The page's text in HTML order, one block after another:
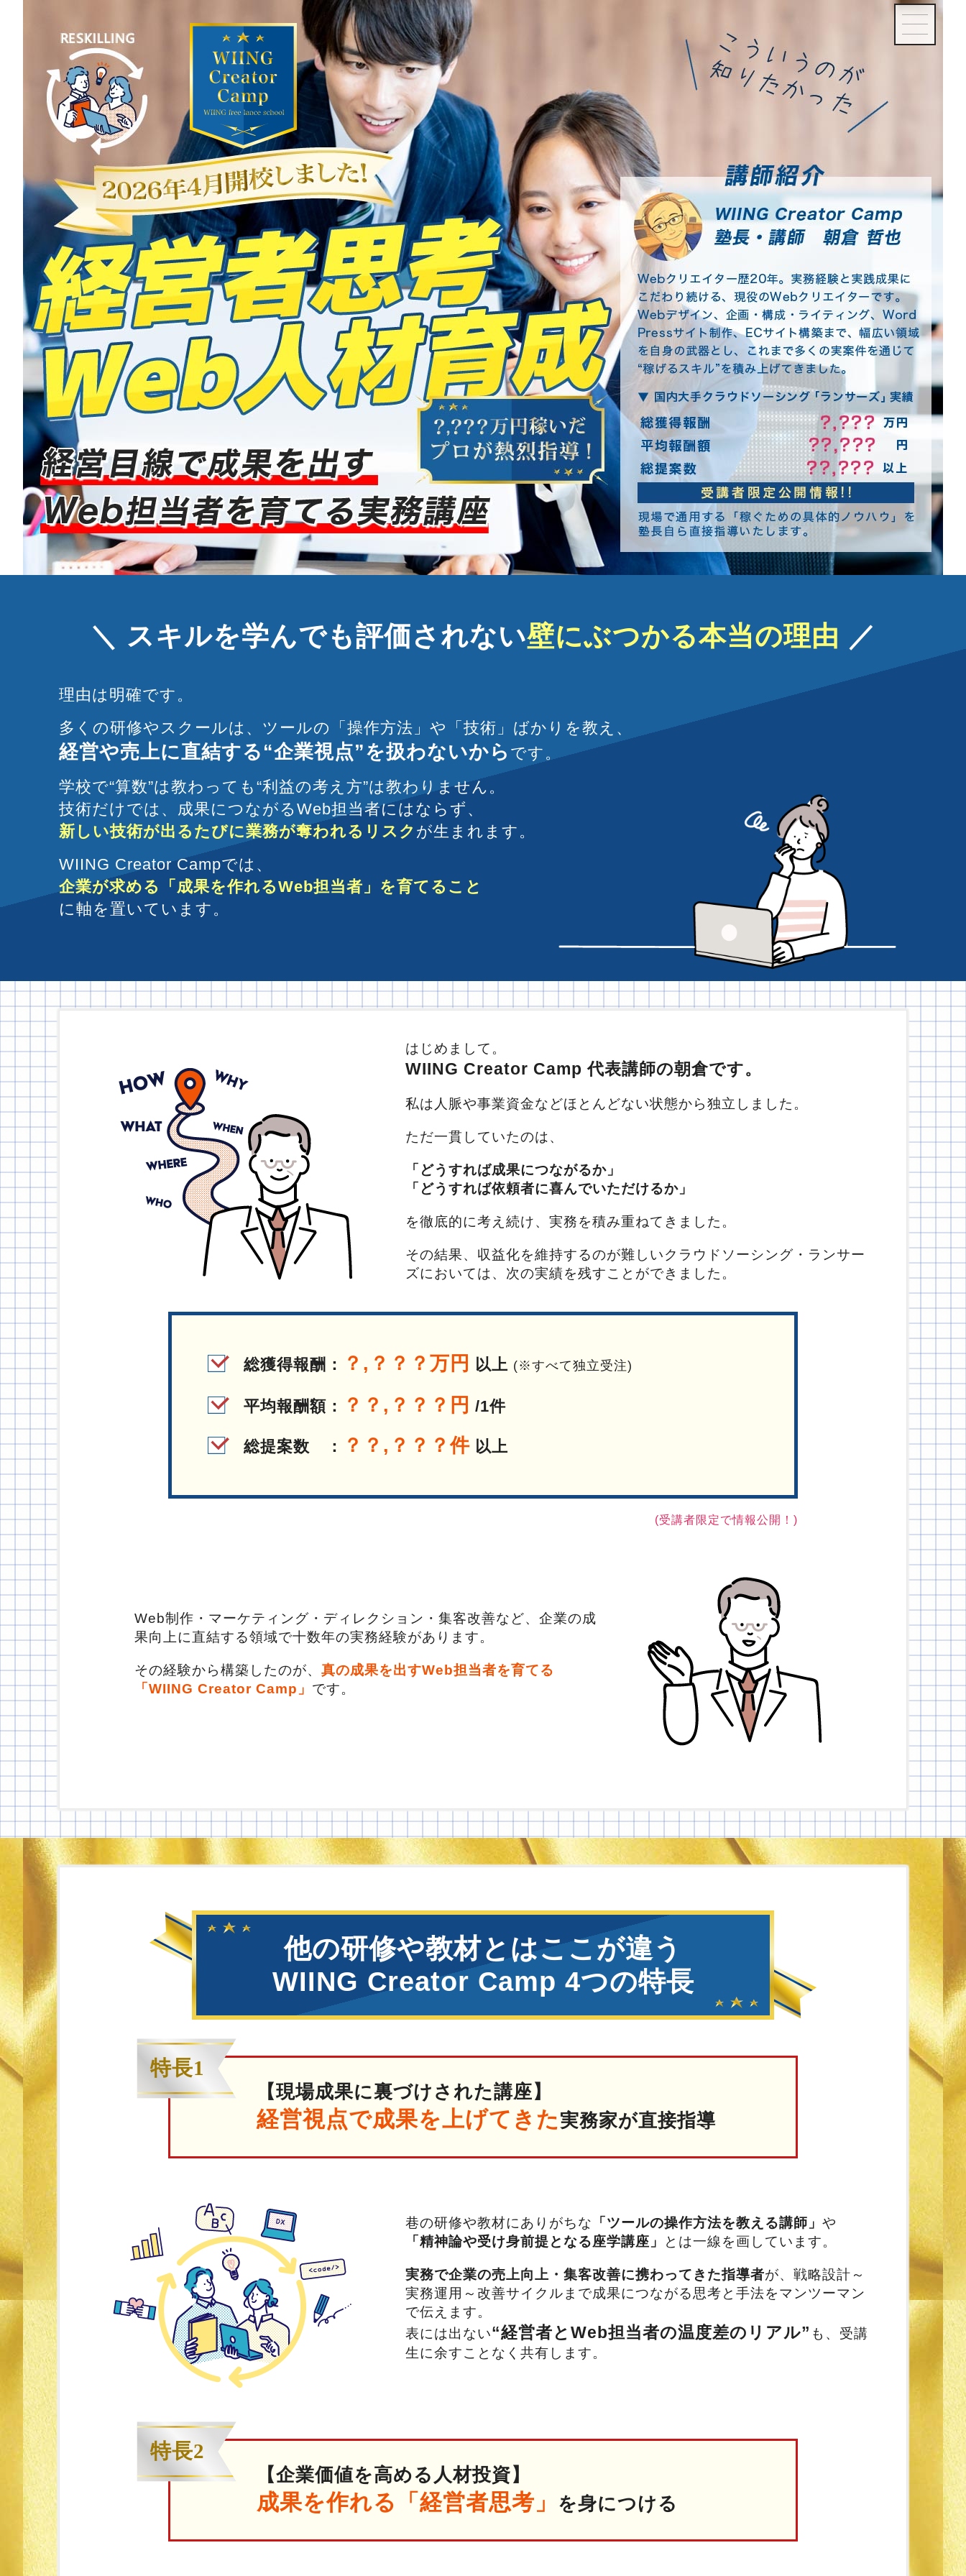
＼ スキルを学んでも評価されない壁にぶつかる本当の理由 ／
理由は明確です。
多くの研修やスクールは、ツールの「操作方法」や「技術」ばかりを教え、
経営や売上に直結する“企業視点”を扱わないから です。
学校で“算数”は教わっても“利益の考え方”は教わりません。
技術だけでは、成果につながるWeb担当者にはならず、
新しい技術が出るたびに業務が奪われるリスク が生まれます。
WIING Creator Campでは、
企業が求める「成果を作れるWeb担当者」を育てること
に軸を置いています。
はじめまして。
WIING Creator Camp 代表講師の朝倉です。
私は人脈や事業資金などほとんどない状態から独立しました。
ただ一貫していたのは、
「どうすれば成果につながるか」
「どうすれば依頼者に喜んでいただけるか」
を徹底的に考え続け、実務を積み重ねてきました。
その結果、収益化を維持するのが難しいクラウドソーシング・ランサー
ズにおいては、次の実績を残すことができました。
総獲得報酬： ？,？？？万円 以上 (※すべて独立受注)
平均報酬額： ？？,？？？円 /1件
総提案数 ： ？？,？？？件 以上
(受講者限定で情報公開！)
Web制作・マーケティング・ディレクション・集客改善など、企業の成
果向上に直結する領域で十数年の実務経験があります。
その経験から構築したのが、 真の成果を出すWeb担当者を育てる
「WIING Creator Camp」 です。
他の研修や教材とはここが違う
WIING Creator Camp 4つの特長
特長1
【現場成果に裏づけされた講座】
経営視点で成果を上げてきた実務家が直接指導
巷の研修や教材にありがちな 「ツールの操作方法を教える講師」や
「精神論や受け身前提となる座学講座」
とは一線を画しています。
実務で企業の売上向上・集客改善に携わってきた指導者が、戦略設計～
実務運用～改善サイクルまで成果につながる思考と手法をマンツーマン
で伝えます。
表には出ない“経営者とWeb担当者の温度差のリアル” も、受講
生に余すことなく共有します。
特長2
【企業価値を高める人材投資】
成果を作れる「経営者思考」 を身につける